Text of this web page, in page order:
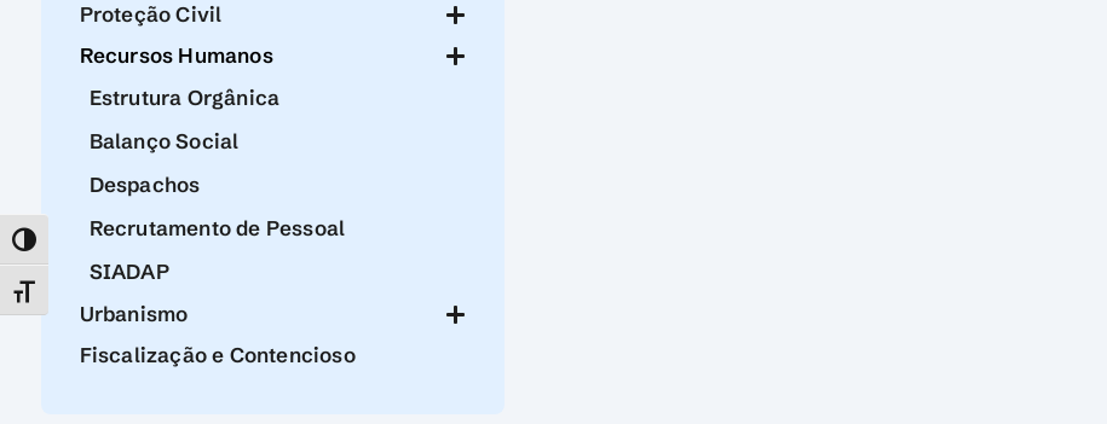
TOGGLE HIGH CONTRAST
TOGGLE FONT SIZE
Proteção Civil
Recursos Humanos
Estrutura Orgânica
Balanço Social
Despachos
Recrutamento de Pessoal
SIADAP
Urbanismo
Fiscalização e Contencioso